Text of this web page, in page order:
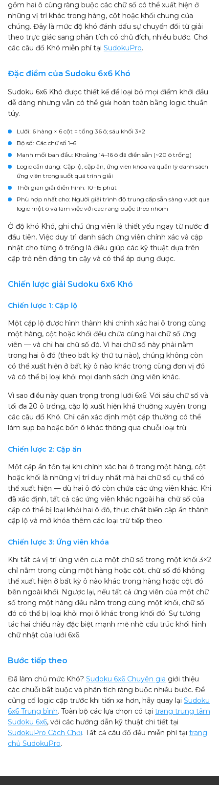
gồm hai ô cùng ràng buộc các chữ số có thể xuất hiện ở
những vị trí khác trong hàng, cột hoặc khối chung của
chúng. Đây là mức độ khó đánh dấu sự chuyển đổi từ giải
theo trực giác sang phân tích có chủ đích, nhiều bước. Chơi
các câu đố Khó miễn phí tại SudokuPro.
Đặc điểm của Sudoku 6x6 Khó
Sudoku 6x6 Khó được thiết kế để loại bỏ mọi điểm khởi đầu
dễ dàng nhưng vẫn có thể giải hoàn toàn bằng logic thuần
túy.
Lưới: 6 hàng × 6 cột = tổng 36 ô; sáu khối 3×2
Bộ số: Các chữ số 1–6
Manh mối ban đầu: Khoảng 14–16 ô đã điền sẵn (~20 ô trống)
Logic cần dùng: Cặp lộ, cặp ẩn, ứng viên khóa và quản lý danh sách
ứng viên trong suốt quá trình giải
Thời gian giải điển hình: 10–15 phút
Phù hợp nhất cho: Người giải trình độ trung cấp sẵn sàng vượt qua
logic một ô và làm việc với các ràng buộc theo nhóm
Ở độ khó Khó, ghi chú ứng viên là thiết yếu ngay từ nước đi
đầu tiên. Việc duy trì danh sách ứng viên chính xác và cập
nhật cho từng ô trống là điều giúp các kỹ thuật dựa trên
cặp trở nên đáng tin cậy và có thể áp dụng được.
Chiến lược giải Sudoku 6x6 Khó
Chiến lược 1: Cặp lộ
Một cặp lộ được hình thành khi chính xác hai ô trong cùng
một hàng, cột hoặc khối đều chứa cùng hai chữ số ứng
viên — và chỉ hai chữ số đó. Vì hai chữ số này phải nằm
trong hai ô đó (theo bất kỳ thứ tự nào), chúng không còn
có thể xuất hiện ở bất kỳ ô nào khác trong cùng đơn vị đó
và có thể bị loại khỏi mọi danh sách ứng viên khác.
Vì sao điều này quan trọng trong lưới 6x6: Với sáu chữ số và
tối đa 20 ô trống, cặp lộ xuất hiện khá thường xuyên trong
các câu đố Khó. Chỉ cần xác định một cặp thường có thể
làm sụp ba hoặc bốn ô khác thông qua chuỗi loại trừ.
Chiến lược 2: Cặp ẩn
Một cặp ẩn tồn tại khi chính xác hai ô trong một hàng, cột
hoặc khối là những vị trí duy nhất mà hai chữ số cụ thể có
thể xuất hiện — dù hai ô đó còn chứa các ứng viên khác. Khi
đã xác định, tất cả các ứng viên khác ngoài hai chữ số của
cặp có thể bị loại khỏi hai ô đó, thực chất biến cặp ẩn thành
cặp lộ và mở khóa thêm các loại trừ tiếp theo.
Chiến lược 3: Ứng viên khóa
Khi tất cả vị trí ứng viên của một chữ số trong một khối 3×2
chỉ nằm trong cùng một hàng hoặc cột, chữ số đó không
thể xuất hiện ở bất kỳ ô nào khác trong hàng hoặc cột đó
bên ngoài khối. Ngược lại, nếu tất cả ứng viên của một chữ
số trong một hàng đều nằm trong cùng một khối, chữ số
đó có thể bị loại khỏi mọi ô khác trong khối đó. Sự tương
tác hai chiều này đặc biệt mạnh mẽ nhờ cấu trúc khối hình
chữ nhật của lưới 6x6.
Bước tiếp theo
Đã làm chủ mức Khó? Sudoku 6x6 Chuyên gia giới thiệu
các chuỗi bắt buộc và phân tích ràng buộc nhiều bước. Để
củng cố logic cặp trước khi tiến xa hơn, hãy quay lại Sudoku
6x6 Trung bình. Toàn bộ các lựa chọn có tại trang trung tâm
Sudoku 6x6, với các hướng dẫn kỹ thuật chi tiết tại
SudokuPro Cách Chơi. Tất cả câu đố đều miễn phí tại trang
chủ SudokuPro.